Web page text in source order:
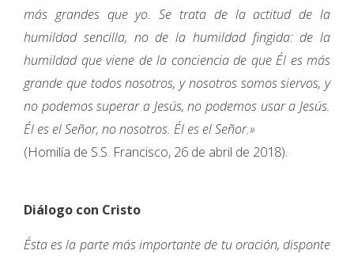
más grandes que yo. Se trata de la actitud de la
humildad sencilla, no de la humildad fingida: de la
humildad que viene de la conciencia de que Él es más
grande que todos nosotros, y nosotros somos siervos, y
no podemos superar a Jesús, no podemos usar a Jesús.
Él es el Señor, no nosotros. Él es el Señor.»
(Homilía de S.S. Francisco, 26 de abril de 2018).
Diálogo con Cristo
Ésta es la parte más importante de tu oración, disponte